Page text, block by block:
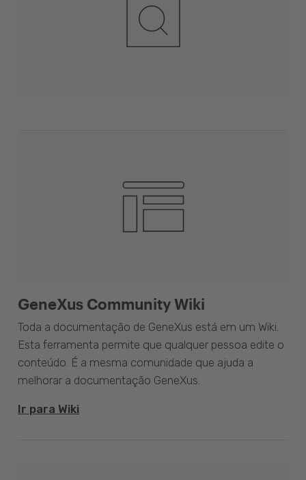
GeneXus Community Wiki
Toda a documentação de GeneXus está em um Wiki.
Esta ferramenta permite que qualquer pessoa edite o
conteúdo. É a mesma comunidade que ajuda a
melhorar a documentação GeneXus.
Ir para Wiki